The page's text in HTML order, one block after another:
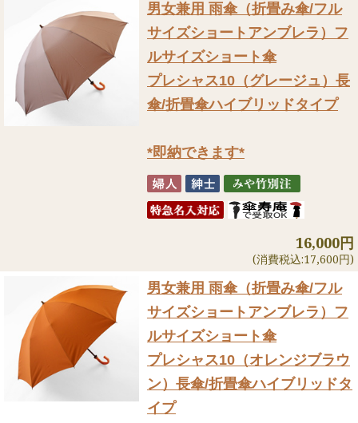
男女兼用 雨傘（折畳み傘/フル
サイズショートアンブレラ） フ
ルサイズショート傘
プレシャス10（グレージュ）長
傘/折畳傘ハイブリッドタイプ
*即納できます*
16,000円
(消費税込:17,600円)
男女兼用 雨傘（折畳み傘/フル
サイズショートアンブレラ） フ
ルサイズショート傘
プレシャス10（オレンジブラウ
ン）長傘/折畳傘ハイブリッドタ
イプ